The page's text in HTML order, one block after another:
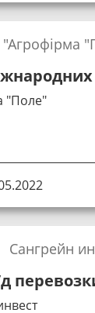
"Поле"
"Агрофірма
Сангрейн